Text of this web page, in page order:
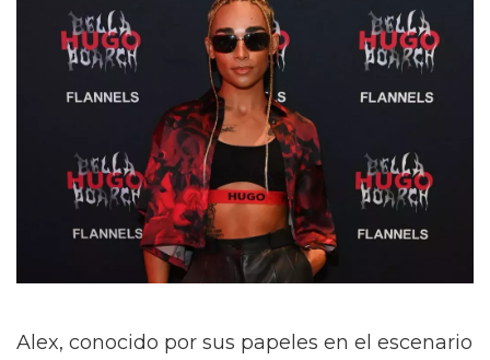
Alex, conocido por sus papeles en el escenario